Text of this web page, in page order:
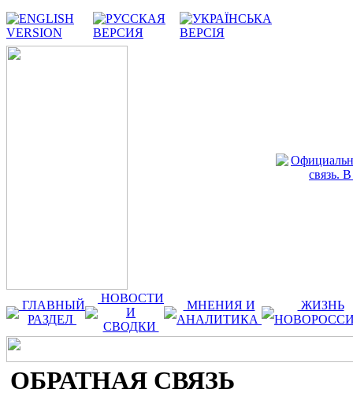
ГЛАВНЫЙ
РАЗДЕЛ
НОВОСТИ
И
СВОДКИ
МНЕНИЯ И
АНАЛИТИКА
ЖИЗНЬ
ОБРАТНАЯ СВЯЗЬ